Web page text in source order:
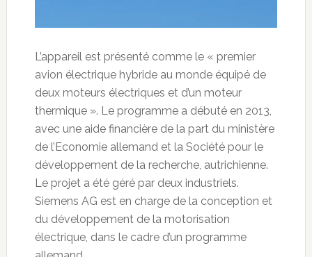
L’appareil est présenté comme le « premier
avion électrique hybride au monde équipé de
deux moteurs électriques et d’un moteur
thermique ». Le programme a débuté en 2013,
avec une aide financière de la part du ministère
de l’Economie allemand et la Société pour le
développement de la recherche, autrichienne.
Le projet a été géré par deux industriels.
Siemens AG est en charge de la conception et
du développement de la motorisation
électrique, dans le cadre d’un programme